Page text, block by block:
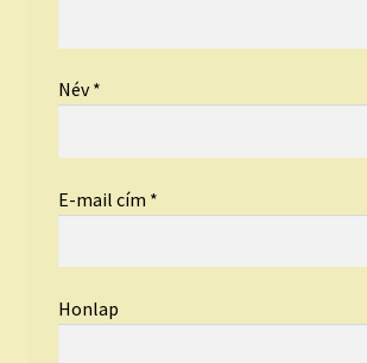
Név*
E-mail cím *
Honlap